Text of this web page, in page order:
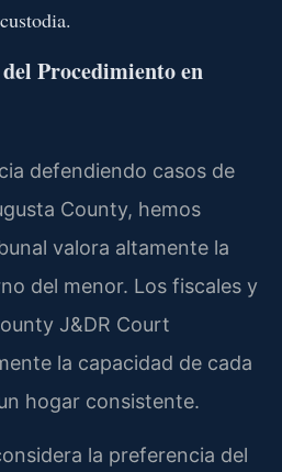
Procedimiento en
defendiendo casos de
County, hemos
valora altamente la
del menor. Los fiscales y
J&DR Court
la capacidad de cada
hogar consistente.
la preferencia del